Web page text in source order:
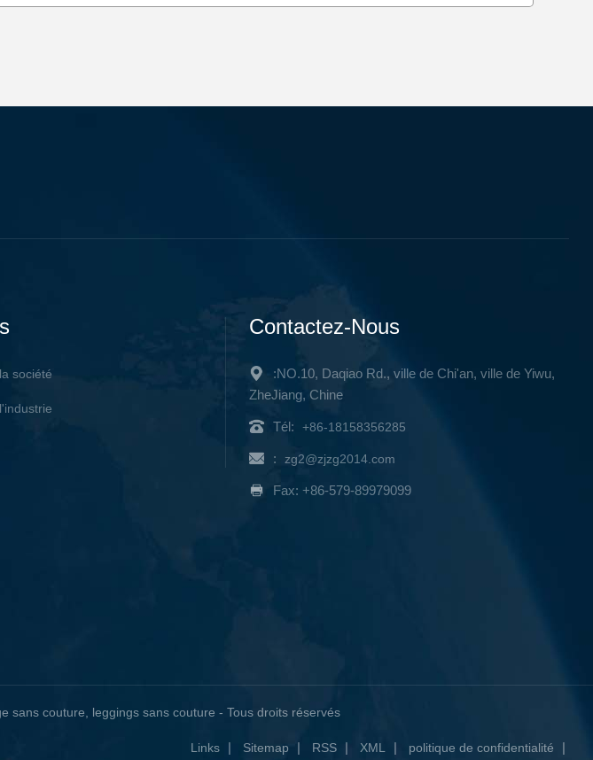
société
Contactez-Nous
:NO.10, Daqiao Rd., ville de Chi'an, ville de Yiwu,
ZheJiang, Chine
Tél: +86-18158356285
: zg2@zjzg2014.com
Fax: +86-579-89979099
sans couture, leggings sans couture - Tous droits réservés
Links | Sitemap | RSS | XML | politique de confidentialité |